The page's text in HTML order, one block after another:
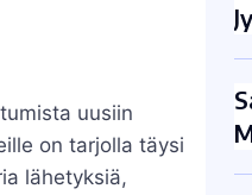
uusiin
on tarjolla täysi
lähetyksiä,